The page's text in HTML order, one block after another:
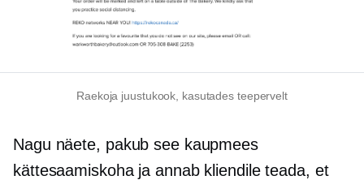
Raekoja juustukook, kasutades teepervelt
Nagu näete, pakub see kaupmees
kättesaamiskoha ja annab kliendile teada, et